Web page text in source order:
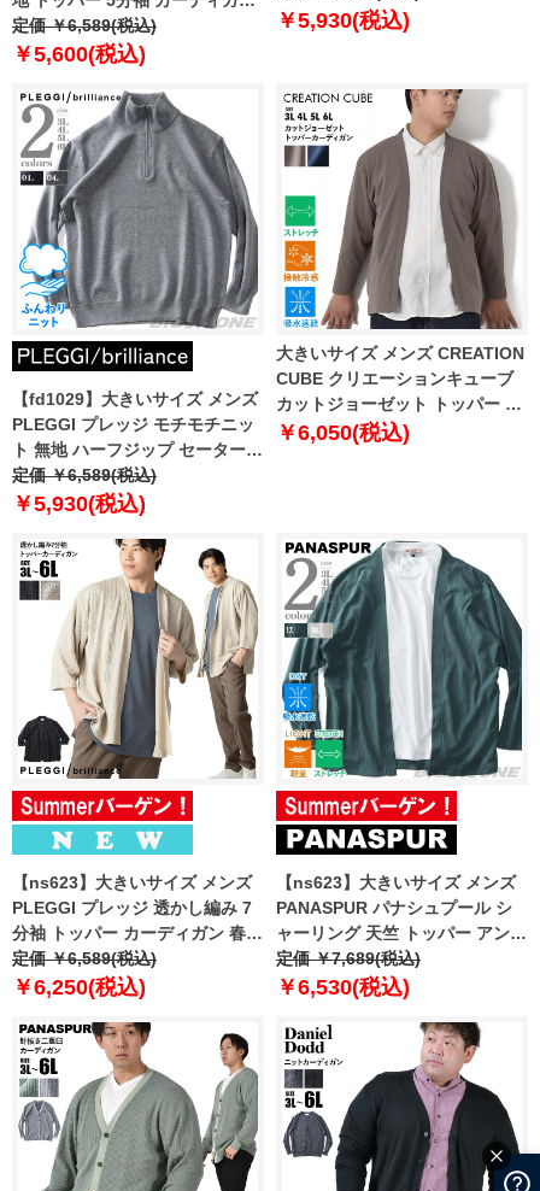
+ 半袖 Tシャツ アンサンブル
5403-601z 【t2501】
定価 ￥6,589(税込)
￥5,600(税込)
￥5,930(税込)
【fd1029】大きいサイズ メンズ
PLEGGI プレッジ モチモチニッ
ト 無地 ハーフジップ セーター
65-87345-2
定価 ￥6,589(税込)
￥5,930(税込)
大きいサイズ メンズ CREATION
CUBE クリエーションキューブ
カットジョーゼット トッパー カ
ーディガン 軽量 ストレッチ 吸水
￥6,050(税込)
【ns623】大きいサイズ メンズ
PLEGGI プレッジ 透かし編み 7
分袖 トッパー カーディガン 春夏
新作 66-20059-2 【fre】
定価 ￥6,589(税込)
￥6,250(税込)
【ns623】大きいサイズ メンズ
PANASPUR パナシュプール シ
ャーリング 天竺 トッパー アンサ
ンブル 吸水速乾 軽量 ストレッチ
5402-610z
定価 ￥7,689(税込)
￥6,530(税込)